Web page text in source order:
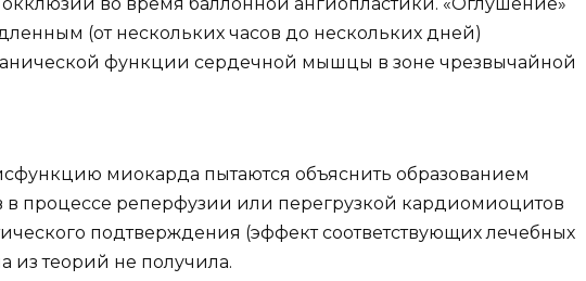
(от нескольких часов до нескольких дней)
функции сердечной мышцы в зоне чрезвычайной
миокарда пытаются объяснить образованием
в процессе реперфузии или перегрузкой кардиомиоцитов
подтверждения (эффект соответствующих лечебных
из теорий не получила.